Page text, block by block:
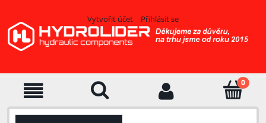
Vytvořit účet Přihlásit se